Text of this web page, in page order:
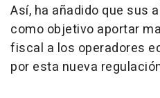
Así, ha añadido que sus
como objetivo aportar
fiscal a los operadores
por esta nueva